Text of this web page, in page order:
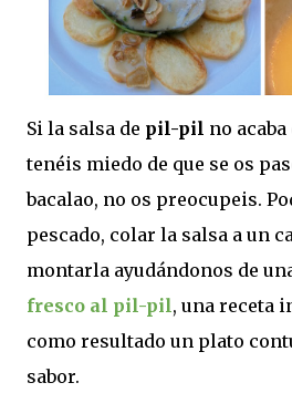
Si la salsa de pil-pil no
tenéis miedo de que se os
bacalao, no os preocupeis.
pescado, colar la salsa a un
montarla ayudándonos de
fresco al pil-pil, una receta
como resultado un plato
sabor.